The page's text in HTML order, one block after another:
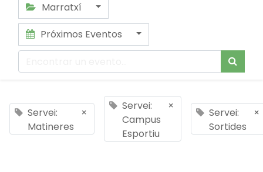
Marratxí
Próximos Eventos
Servei:
Matineres
×
Servei:
Campus
Esportiu
×
Servei:
Sortides
×